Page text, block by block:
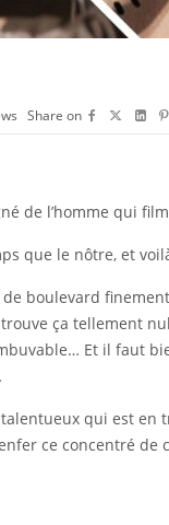
Share on
de l’homme qui
que le nôtre, et
boulevard
ça tellement
Et il faut
qui est
ce concentré